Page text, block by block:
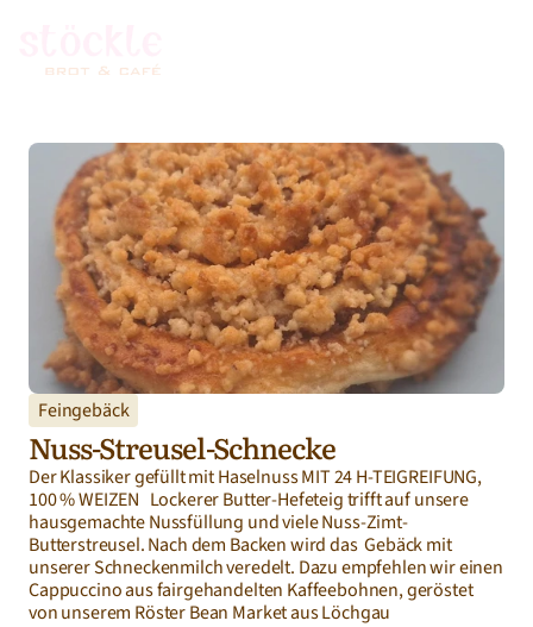
Feingebäck
Nuss-Streusel-Schnecke
Der Klassiker gefüllt mit Haselnuss MIT 24 H-TEIGREIFUNG,
100 % WEIZEN   Lockerer Butter-Hefeteig trifft auf unsere
hausgemachte Nussfüllung und viele Nuss-Zimt-
Butterstreusel. Nach dem Backen wird das  Gebäck mit
unserer Schneckenmilch veredelt. Dazu empfehlen wir einen
Cappuccino aus fairgehandelten Kaffeebohnen, geröstet
von unserem Röster Bean Market aus Löchgau